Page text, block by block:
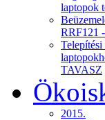
laptopok
RRF121
Telepítési
TAVASZ
2015.